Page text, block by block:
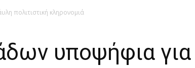
πολιτιστική κληρονομιά
υποψήφια για